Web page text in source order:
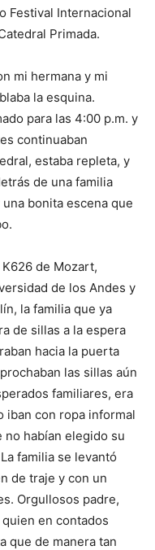
Festival Internacional
Primada.
mi hermana y mi
la esquina.
para las 4:00 p.m. y
continuaban
estaba repleta, y
de una familia
bonita escena que
de Mozart,
de los Andes y
la familia que ya
de sillas a la espera
hacia la puerta
las sillas aún
familiares, era
iban con ropa informal
habían elegido su
familia se levantó
de traje y con un
Orgullosos padre,
en contados
que de manera tan